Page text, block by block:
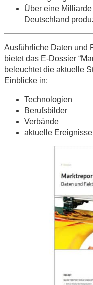
Über eine
Deutschland
Ausführliche Daten und
bietet das E-Dossier
beleuchtet die aktuelle
Einblicke in:
Technologien
Berufsbilder
Verbände
aktuelle